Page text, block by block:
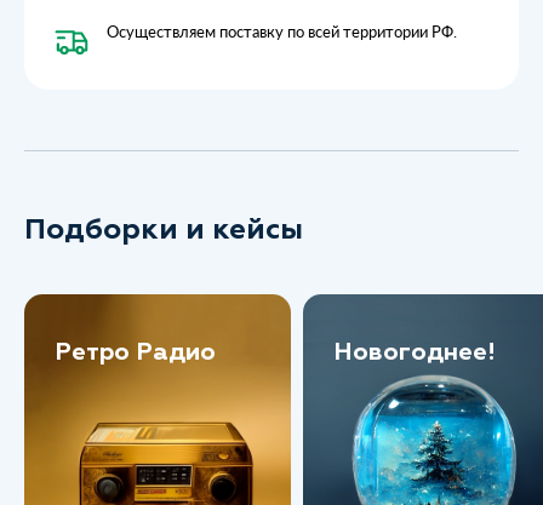
Осуществляем поставку по всей территории РФ.
Подборки и кейсы
Ретро Радио Новогоднее!